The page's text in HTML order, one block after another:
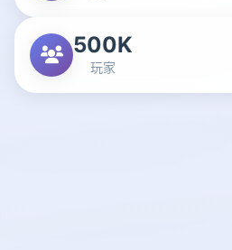
500K
玩家